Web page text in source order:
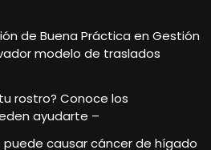
de Buena Práctica en Gestión
modelo de traslados
rostro? Conoce los
ayudarte –
puede causar cáncer de hígado